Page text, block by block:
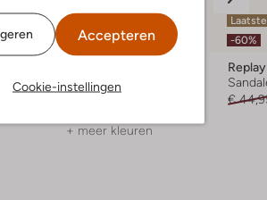
Accepteren
Cookie-instellingen
-20%
Platte sandalen
+ meer kleuren
-60%
Replay
€